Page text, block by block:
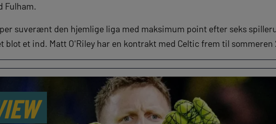
Fulham.
suverænt den hjemlige liga med maksimum point efter seks
blot et ind. Matt O'Riley har en kontrakt med Celtic frem til sommeren